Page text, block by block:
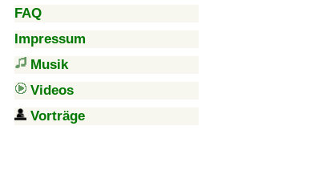
FAQ
Impressum
Musik
Videos
Vorträge